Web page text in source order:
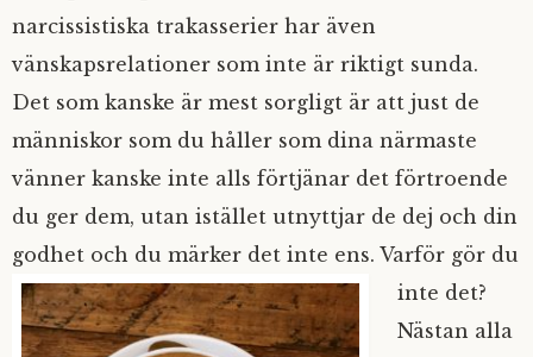
Ta kontakt
narcissistiska trakasserier har även
vänskapsrelationer som inte är riktigt sunda.
Det som kanske är mest sorgligt är att just de
människor som du håller som dina närmaste
vänner kanske inte alls förtjänar det förtroende
du ger dem, utan istället utnyttjar de dej och din
godhet och du märker det inte ens. Varför gör du
inte det?
Nästan alla